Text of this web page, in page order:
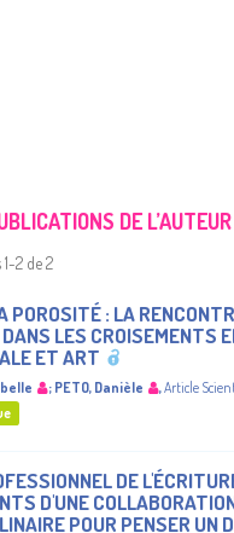
DE L’AUTEUR
2 de 2
POROSITÉ : LA
LES CROISEMENTS
ET ART
; PETO, Danièle ,Article
DE
D'UNE
POUR PENSER UN